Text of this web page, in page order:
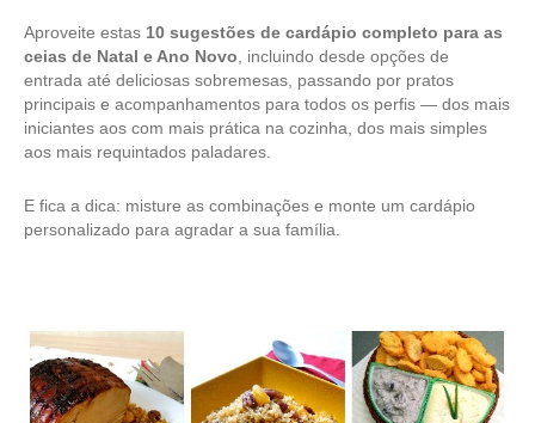
Aproveite estas 10 sugestões de cardápio completo para as
ceias de Natal e Ano Novo , incluindo desde opções de
entrada até deliciosas sobremesas, passando por pratos
principais e acompanhamentos para todos os perfis — dos mais
iniciantes aos com mais prática na cozinha, dos mais simples
aos mais requintados paladares.
E fica a dica: misture as combinações e monte um cardápio
personalizado para agradar a sua família.